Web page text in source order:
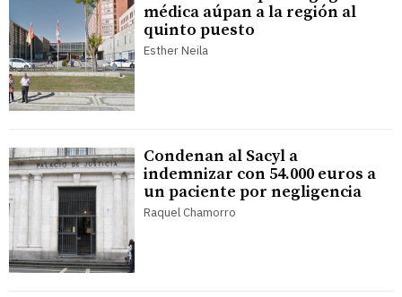
médica aúpan a la región al
quinto puesto
Esther Neila
Condenan al Sacyl a
indemnizar con 54.000 euros a
un paciente por negligencia
Raquel Chamorro